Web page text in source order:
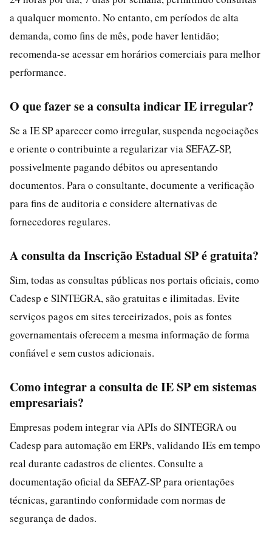
a qualquer momento. No entanto, em períodos de alta
demanda, como fins de mês, pode haver lentidão;
recomenda-se acessar em horários comerciais para melhor
performance.
O que fazer se a consulta indicar IE irregular?
Se a IE SP aparecer como irregular, suspenda negociações
e oriente o contribuinte a regularizar via SEFAZ-SP,
possivelmente pagando débitos ou apresentando
documentos. Para o consultante, documente a verificação
para fins de auditoria e considere alternativas de
fornecedores regulares.
A consulta da Inscrição Estadual SP é gratuita?
Sim, todas as consultas públicas nos portais oficiais, como
Cadesp e SINTEGRA, são gratuitas e ilimitadas. Evite
serviços pagos em sites terceirizados, pois as fontes
governamentais oferecem a mesma informação de forma
confiável e sem custos adicionais.
Como integrar a consulta de IE SP em sistemas
empresariais?
Empresas podem integrar via APIs do SINTEGRA ou
Cadesp para automação em ERPs, validando IEs em tempo
real durante cadastros de clientes. Consulte a
documentação oficial da SEFAZ-SP para orientações
técnicas, garantindo conformidade com normas de
segurança de dados.